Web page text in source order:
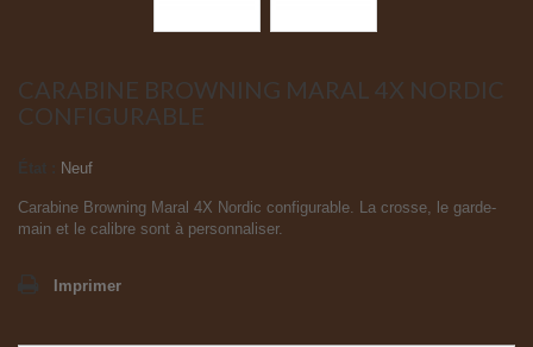
CARABINE BROWNING MARAL 4X NORDIC
CONFIGURABLE
Neuf
Carabine Browning Maral 4X Nordic configurable. La crosse, le garde-
main et le calibre sont à personnaliser.
Imprimer